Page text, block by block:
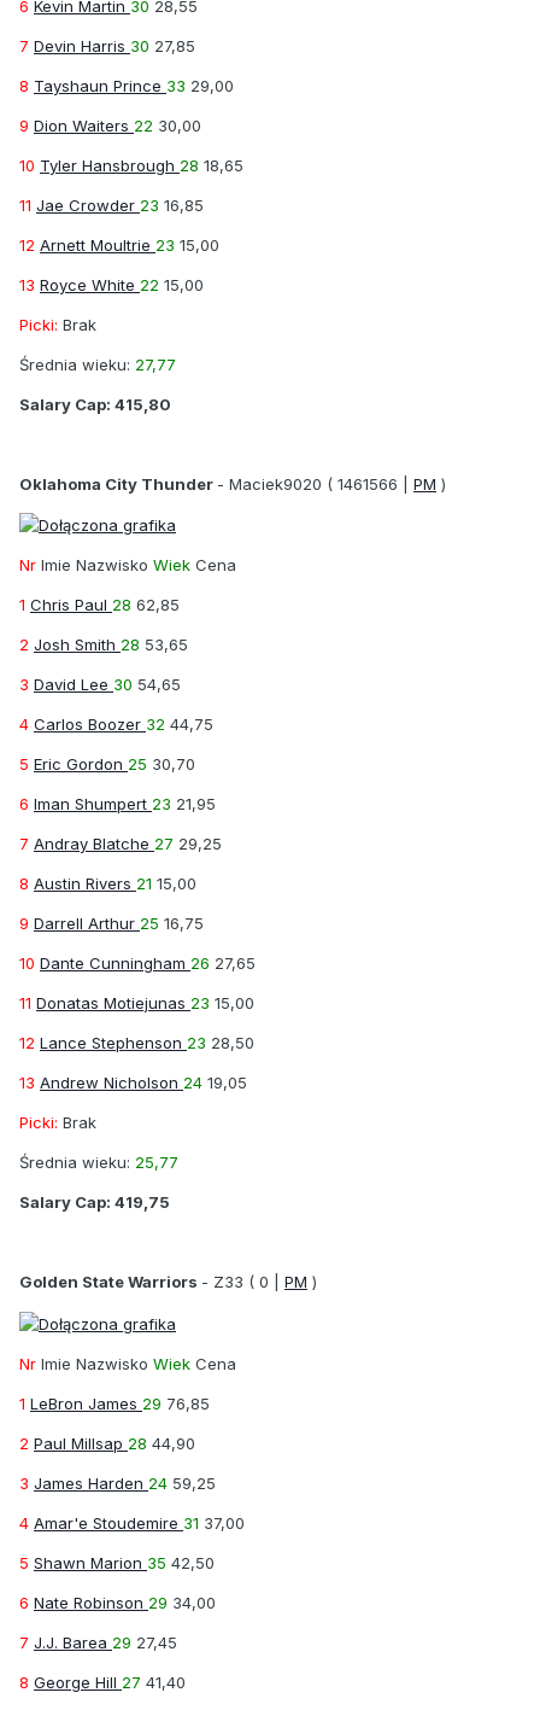
6 Kevin Martin 30 28,55
7 Devin Harris 30 27,85
8 Tayshaun Prince 33 29,00
9 Dion Waiters 22 30,00
10 Tyler Hansbrough 28 18,65
11 Jae Crowder 23 16,85
12 Arnett Moultrie 23 15,00
13 Royce White 22 15,00
Picki: Brak
Średnia wieku: 27,77
Salary Cap: 415,80
Oklahoma City Thunder - Maciek9020 ( 1461566 | PM )
Nr Imie Nazwisko Wiek Cena
1 Chris Paul 28 62,85
2 Josh Smith 28 53,65
3 David Lee 30 54,65
4 Carlos Boozer 32 44,75
5 Eric Gordon 25 30,70
6 Iman Shumpert 23 21,95
7 Andray Blatche 27 29,25
8 Austin Rivers 21 15,00
9 Darrell Arthur 25 16,75
10 Dante Cunningham 26 27,65
11 Donatas Motiejunas 23 15,00
12 Lance Stephenson 23 28,50
13 Andrew Nicholson 24 19,05
Picki: Brak
Średnia wieku: 25,77
Salary Cap: 419,75
Golden State Warriors - Z33 ( 0 | PM )
Nr Imie Nazwisko Wiek Cena
1 LeBron James 29 76,85
2 Paul Millsap 28 44,90
3 James Harden 24 59,25
4 Amar'e Stoudemire 31 37,00
5 Shawn Marion 35 42,50
6 Nate Robinson 29 34,00
7 J.J. Barea 29 27,45
8 George Hill 27 41,40